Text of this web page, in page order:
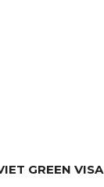
GREEN VISA